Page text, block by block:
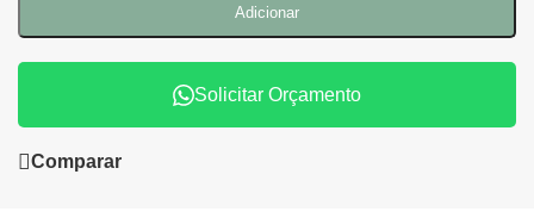
Adicionar
Solicitar Orçamento
Comparar